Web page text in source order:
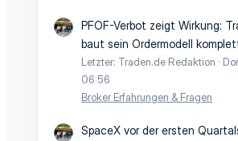
PFOF-Verbot zeigt Wirkung:
baut sein Ordermodell
Letzter: Traden.de Redaktion
06:56
Broker Erfahrungen & Fragen
SpaceX vor der ersten